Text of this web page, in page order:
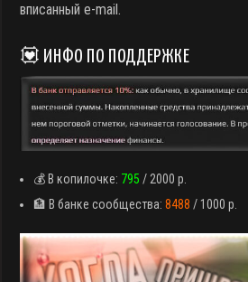
вписанный e-mail.
💟 ИНФО ПО ПОДДЕРЖКЕ
💰 В копилочке: 795/ 2000 р.
🏦 В банке сообщества:8488/ 1000 р.